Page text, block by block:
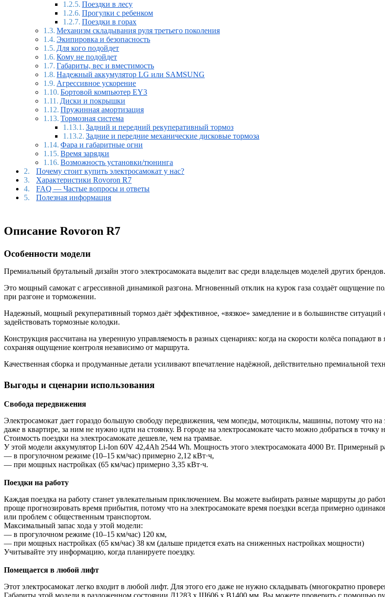
Поездки в лесу
Прогулки с ребенком
Поездки в горах
Механизм складывания руля третьего поколения
Экипировка и безопасность
Для кого подойдет
Кому не подойдет
Габариты, вес и вместимость
Надежный аккумулятор LG или SAMSUNG
Агрессивное ускорение
Бортовой компьютер EY3
Диски и покрышки
Пружинная амортизация
Тормозная система
Задний и передний рекуперативный тормоз
Задние и передние механические дисковые тормоза
Фара и габаритные огни
Время зарядки
Возможность установки/тюнинга
Почему стоит купить электросамокат у нас?
Характеристики Rovoron R7
FAQ — Частые вопросы и ответы
Полезная информация
Описание Rovoron R7
Особенности модели
Премиальный брутальный дизайн этого электросамоката выделит вас среди владельцев моделей других брендов.
Это мощный самокат с агрессивной динамикой разгона. Мгновенный отклик на курок газа создаёт ощущение
при разгоне и торможении.
Надежный, мощный рекуперативный тормоз даёт эффективное, «вязкое» замедление и в большинстве ситуаций
задействовать тормозные колодки.
Конструкция рассчитана на уверенную управляемость в разных сценариях: когда на скорости колёса попадают
сохраняя ощущение контроля независимо от маршрута.
Качественная сборка и продуманные детали усиливают впечатление надёжной, действительно премиальной
Выгоды и сценарии использования
Свобода передвижения
Электросамокат дает гораздо большую свободу передвижения, чем мопеды, мотоциклы, машины, потому что
даже в квартире, за ним не нужно идти на стоянку. В городе на электросамокате часто можно добраться в
Стоимость поездки на электросамокате дешевле, чем на трамвае.
У этой модели аккумулятор Li-Ion 60V 42,4Ah 2544 Wh. Мощность этого электросамоката 4000 Вт. Примерный
— в прогулочном режиме (10–15 км/час) примерно 2,12 кВт·ч,
— при мощных настройках (65 км/час) примерно 3,35 кВт·ч.
Поездки на работу
Каждая поездка на работу станет увлекательным приключением. Вы можете выбирать разные маршруты до
проще прогнозировать время прибытия, потому что на электросамокате время поездки всегда примерно
или проблем с общественным транспортом.
Максимальный запас хода у этой модели:
— в прогулочном режиме (10–15 км/час) 120 км,
— при мощных настройках (65 км/час) 38 км (дальше придется ехать на сниженных настройках мощности)
Учитывайте эту информацию, когда планируете поездку.
Помещается в любой лифт
Этот электросамокат легко входит в любой лифт. Для этого его даже не нужно складывать (многократно